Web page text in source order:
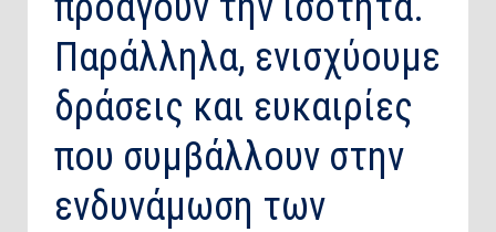
Παράλληλα, ενισχύουμε
δράσεις και ευκαιρίες
που συμβάλλουν στην
ενδυνάμωση των